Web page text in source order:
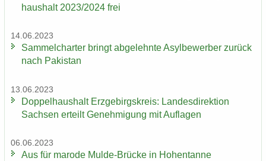
haus­halt 2023/2024 frei
14.06.2023
Sam­mel­char­ter bringt ab­ge­lehn­te Asyl­be­wer­ber zu­rück
nach Pa­ki­stan
13.06.2023
Dop­pel­haus­halt Erz­ge­birgs­kreis: Lan­des­di­rek­ti­on
Sach­sen er­teilt Ge­neh­mi­gung mit Auf­la­gen
06.06.2023
Aus für ma­ro­de Mulde-​Brücke in Ho­hen­tan­ne